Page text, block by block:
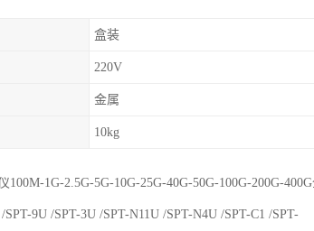
盒装
220V
金属
10kg
1G-2.5G-5G-10G-25G-40G-50G-100G-200G-
9U /SPT-3U /SPT-N11U /SPT-N4U /SPT-C1 /SPT-